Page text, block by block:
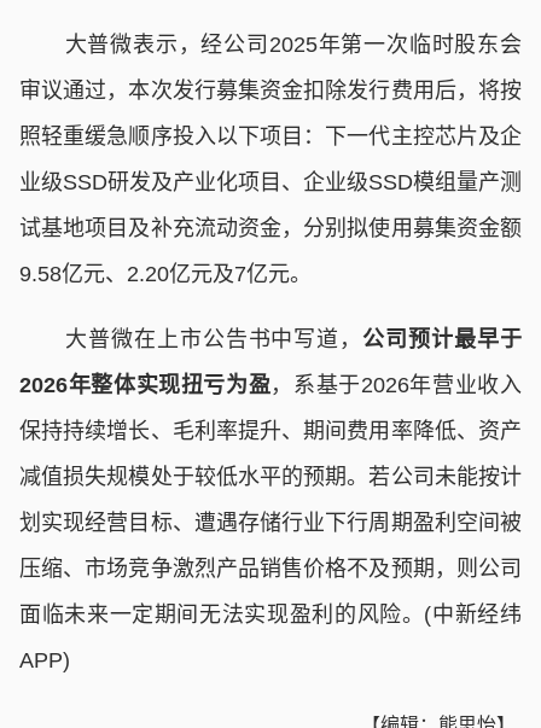
大普微表示，经公司2025年第一次临时股东会
审议通过，本次发行募集资金扣除发行费用后，将按
照轻重缓急顺序投入以下项目：下一代主控芯片及企
业级SSD研发及产业化项目、企业级SSD模组量产测
试基地项目及补充流动资金，分别拟使用募集资金额
9.58亿元、2.20亿元及7亿元。
大普微在上市公告书中写道，公司预计最早于
2026年整体实现扭亏为盈 ，系基于2026年营业收入
保持持续增长、毛利率提升、期间费用率降低、资产
减值损失规模处于较低水平的预期。若公司未能按计
划实现经营目标、遭遇存储行业下行周期盈利空间被
压缩、市场竞争激烈产品销售价格不及预期，则公司
面临未来一定期间无法实现盈利的风险。(中新经纬
APP)